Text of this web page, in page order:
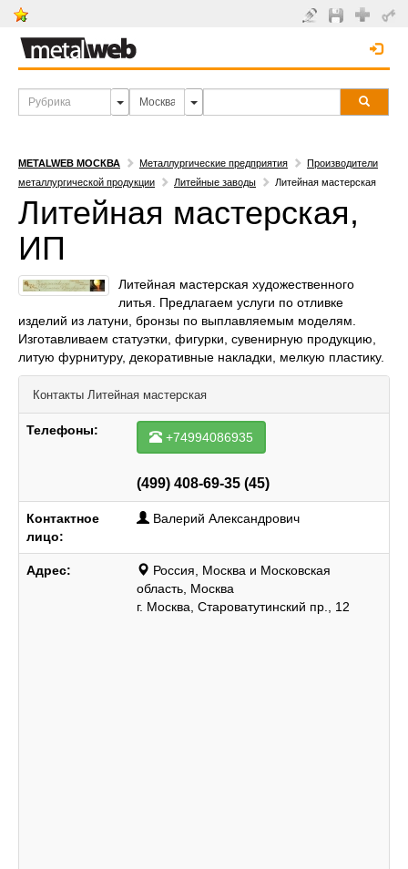
METALWEB МОСКВА Металлургические предприятия
Производители
металлургической продукции
Литейные заводы Литейная мастерская
Литейная мастерская,
ИП
Литейная мастерская художественного
литья. Предлагаем услуги по отливке
изделий из латуни, бронзы по выплавляемым моделям.
Изготавливаем статуэтки, фигурки, сувенирную продукцию,
литую фурнитуру, декоративные накладки, мелкую пластику.
Контакты Литейная мастерская
Телефоны: +74994086935
(499) 408-69-35 (45)
Контактное
лицо:
Валерий Александрович
Адрес:
Россия, Москва и Московская
область, Москва
г. Москва, Староватутинский пр., 12